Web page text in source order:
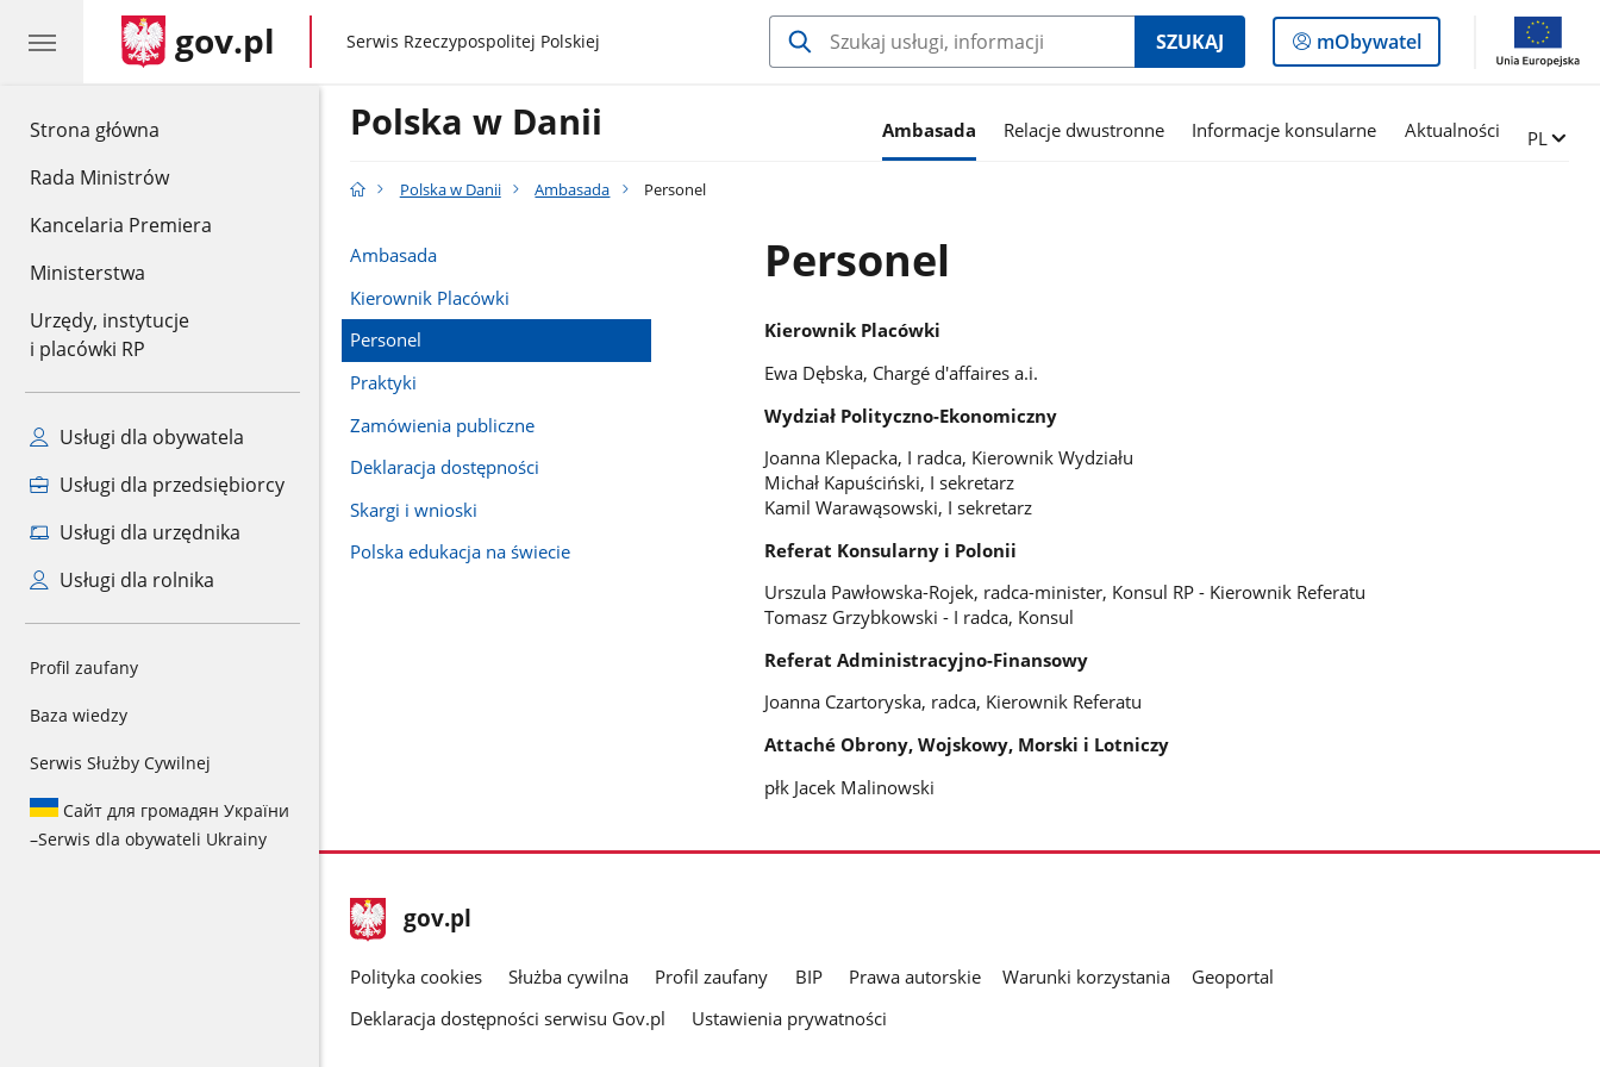
Strona główna
Rada Ministrów
Kancelaria Premiera
Ministerstwa
Urzędy, instytucje
i placówki RP
Usługi dla obywatela
Usługi dla przedsiębiorcy
Usługi dla urzędnika
Usługi dla rolnika
Profil zaufany
Baza wiedzy
Serwis Służby Cywilnej
Сайт для громадян України
–Serwis dla obywateli Ukrainy
gov.pl gov.pl
Serwis Rzeczypospolitej Polskiej SZUKAJ
Logowanie
do
mObywatel
Polska w Danii Ambasada Relacje dwustronne Informacje konsularne Aktualności Zmień
PL
Polska w Danii Ambasada Personel
Ambasada
Kierownik Placówki
Personel
Praktyki
Zamówienia publiczne
Deklaracja dostępności
Skargi i wnioski
Polska edukacja na świecie
Personel
Kierownik Placówki
Ewa Dębska, Chargé d'affaires a.i.
Wydział Polityczno-Ekonomiczny
Joanna Klepacka, I radca, Kierownik Wydziału
Michał Kapuściński, I sekretarz
Kamil Warawąsowski, I sekretarz
Referat Konsularny i Polonii
Urszula Pawłowska-Rojek, radca-minister, Konsul RP - Kierownik Referatu
Tomasz Grzybkowski - I radca, Konsul
Referat Administracyjno-Finansowy
Joanna Czartoryska, radca, Kierownik Referatu
Attaché Obrony, Wojskowy, Morski i Lotniczy
płk Jacek Malinowski
stopka
gov.pl Strona
gov.pl
gov.pl
Polityka cookies Służba cywilna Profil zaufany BIP Prawa autorskie Warunki korzystania
Geoportal
Deklaracja dostępności serwisu Gov.pl
Ustawienia prywatności